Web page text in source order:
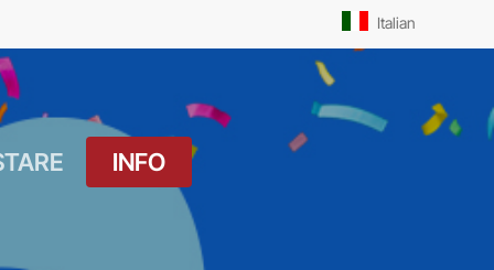
Italian
INFO
Orari Messe: Feriale